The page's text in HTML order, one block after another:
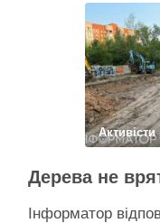
чи вдасться
що лишилася, –
Поділитися у
Інформатор